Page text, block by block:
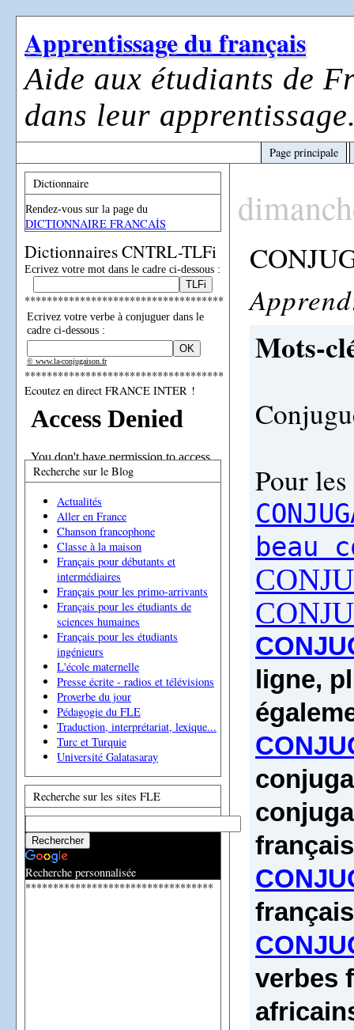
Apprentissage du français
Aide aux étudiants de
dans leur
Page principale
Dictionnaire
Rendez-vous sur la page du
DICTIONNAIRE FRANCAİS
Dictionnaires CNTRL-TLFi
Ecrivez votre mot dans le cadre ci-dessous :
************************************
Ecrivez votre verbe à conjuguer dans le
cadre ci-dessous :
© www.la-conjugaison.fr
************************************
Ecoutez en direct FRANCE INTER !
Recherche sur le Blog
Actualités
Aller en France
Chanson francophone
Classe à la maison
Français pour débutants et
intermédiaires
Français pour les primo-arrivants
Français pour les étudiants de
sciences humaines
Français pour les étudiants
ingénieurs
L'école maternelle
Presse écrite - radios et télévisions
Proverbe du jour
Pédagogie du FLE
Traduction, interprétariat, lexique...
Turc et Turquie
Université Galatasaray
Recherche sur les sites FLE
Recherche personnalisée
**********************************
Mots-
Pour
beau
ligne,
français
verbes